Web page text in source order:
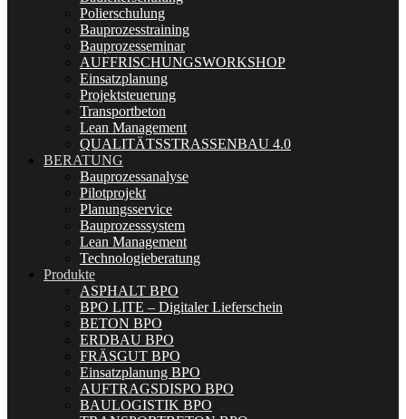
Polierschulung
Bauprozesstraining
Bauprozesseminar
AUFFRISCHUNGSWORKSHOP
Einsatzplanung
Projektsteuerung
Transportbeton
Lean Management
QUALITÄTSSTRASSENBAU 4.0
BERATUNG
Bauprozessanalyse
Pilotprojekt
Planungsservice
Bauprozesssystem
Lean Management
Technologieberatung
Produkte
ASPHALT BPO
BPO LITE – Digitaler Lieferschein
BETON BPO
ERDBAU BPO
FRÄSGUT BPO
Einsatzplanung BPO
AUFTRAGSDISPO BPO
BAULOGISTIK BPO